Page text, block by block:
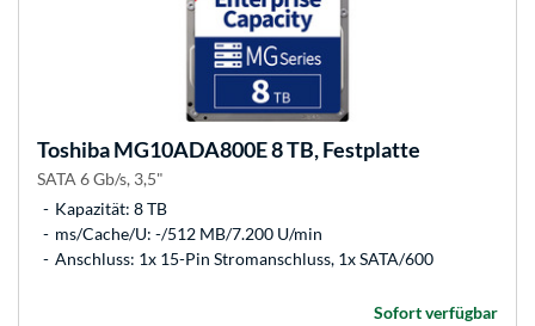
ToshibaMG10ADA800E 8 TB, Festplatte
SATA 6 Gb/s, 3,5"
Kapazität: 8 TB
ms/Cache/U: -/512 MB/7.200 U/min
Anschluss: 1x 15-Pin Stromanschluss, 1x SATA/600
Sofort verfügbar